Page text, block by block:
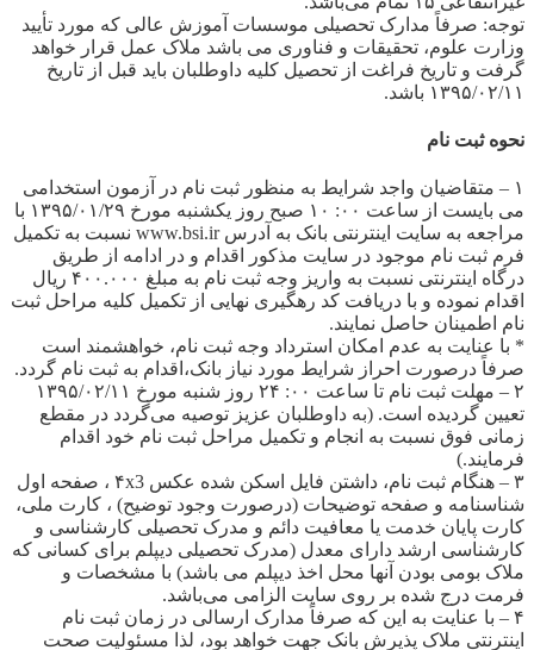
توجه: صرفاً مدارک تحصیلی موسسات آموزش عالی که مورد تأیید
وزارت علوم، تحقیقات و فناوری می باشد ملاک عمل قرار خواهد
گرفت و تاریخ فراغت از تحصیل کلیه داوطلبان باید قبل از تاریخ
۱۳۹۵/۰۲/۱۱ باشد.
نحوه ثبت نام
۱ – متقاضیان واجد شرایط به منظور ثبت نام در آزمون استخدامی
می بایست از ساعت ۰۰: ۱۰ صبح روز یکشنبه مورخ ۱۳۹۵/۰۱/۲۹ با
مراجعه به سایت اینترنتی بانک به آدرس www.bsi.ir نسبت به تکمیل
فرم ثبت نام موجود در سایت مذکور اقدام و در ادامه از طریق
درگاه اینترنتی نسبت به واریز وجه ثبت نام به مبلغ ۴۰۰.۰۰۰ ریال
اقدام نموده و با دریافت کد رهگیری نهایی از تکمیل کلیه مراحل ثبت
نام اطمینان حاصل نمایند.
* با عنایت به عدم امکان استرداد وجه ثبت نام، خواهشمند است
صرفاً درصورت احراز شرایط مورد نیاز بانک،اقدام به ثبت نام گردد.
۲ – مهلت ثبت نام تا ساعت ۰۰: ۲۴ روز شنبه مورخ ۱۳۹۵/۰۲/۱۱
تعیین گردیده است. (به داوطلبان عزیز توصیه می‌گردد در مقطع
زمانی فوق نسبت به انجام و تکمیل مراحل ثبت نام خود اقدام
فرمایند.)
۳ – هنگام ثبت نام، داشتن فایل اسکن شده عکس ۴x3 ، صفحه اول
شناسنامه و صفحه توضیحات (درصورت وجود توضیح) ، کارت ملی،
کارت پایان خدمت یا معافیت دائم و مدرک تحصیلی کارشناسی و
کارشناسی ارشد دارای معدل (مدرک تحصیلی دیپلم برای کسانی که
ملاک بومی بودن آنها محل اخذ دیپلم می باشد) با مشخصات و
فرمت درج شده بر روی سایت الزامی می‌باشد.
۴ – با عنایت به این که صرفاً مدارک ارسالی در زمان ثبت نام
اینترنتی ملاک پذیرش بانک جهت خواهد بود، لذا مسئولیت صحت